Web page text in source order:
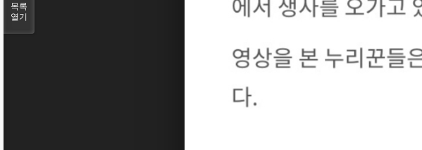
목록
열기